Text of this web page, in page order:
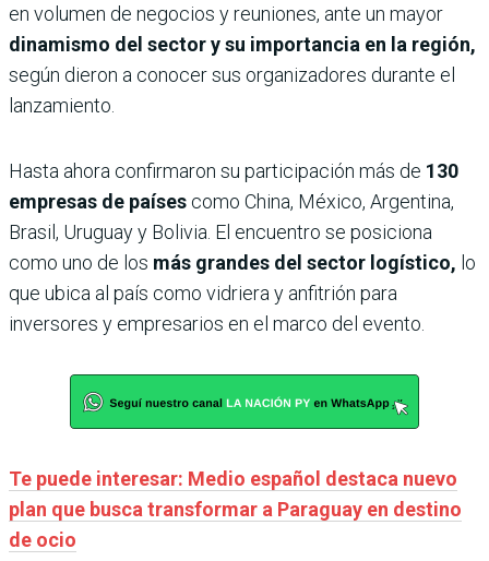
en volumen de negocios y reuniones, ante un mayor
dinamismo del sector y su importancia en la región,
según dieron a conocer sus organizadores durante el
lanzamiento.
Hasta ahora confirmaron su participación más de 130
empresas de países como China, México, Argentina,
Brasil, Uruguay y Bolivia. El encuentro se posiciona
como uno de los más grandes del sector logístico, lo
que ubica al país como vidriera y anfitrión para
inversores y empresarios en el marco del evento.
Te puede interesar: Medio español destaca nuevo
plan que busca transformar a Paraguay en destino
de ocio